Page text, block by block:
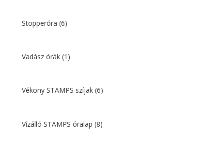
Stopperóra (6)
Vadász órák (1)
Vékony STAMPS szíjak (6)
Vízálló STAMPS óralap (8)